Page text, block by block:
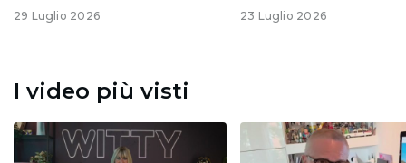
29 Luglio 2026 23 Luglio 2026
I video più visti